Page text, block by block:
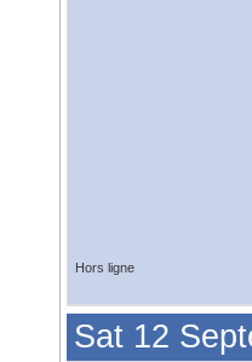
Hors ligne
Sat 12